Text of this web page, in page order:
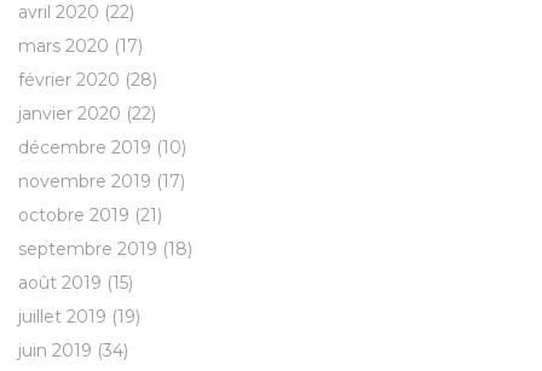
avril 2020 (22)
mars 2020 (17)
février 2020 (28)
janvier 2020 (22)
décembre 2019 (10)
novembre 2019 (17)
octobre 2019 (21)
septembre 2019 (18)
août 2019 (15)
juillet 2019 (19)
juin 2019 (34)